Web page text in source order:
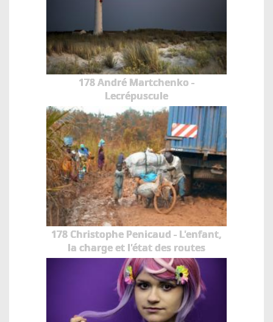
178 André Martchenko -
Lecrépuscule
178 Christophe Penicaud - L'enfant,
la charge et l'état des routes